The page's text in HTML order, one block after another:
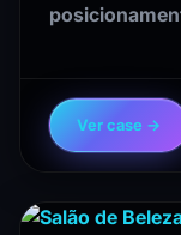
Ver case →